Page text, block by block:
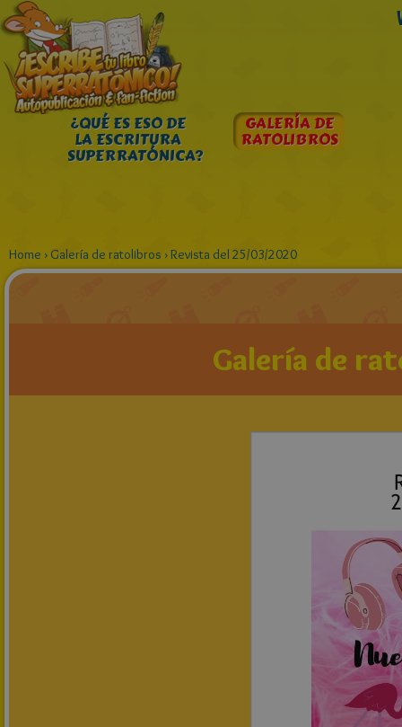
¿QUÉ ES ESO DE
LA ESCRITURA
SUPERRATÓNICA?
GALERÍA DE
RATOLIBROS
Home › Galería de ratolibros ›Revista del 25/03/2020
Galería de